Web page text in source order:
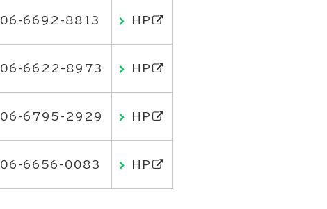
06-6692-8813 HP
06-6622-8973 HP
06-6795-2929 HP
06-6656-0083 HP